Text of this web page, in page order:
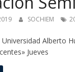
SOCHIEM
Universidad Alberto
Jueves